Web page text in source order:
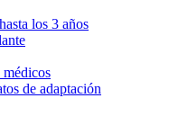
los 3 años
de adaptación